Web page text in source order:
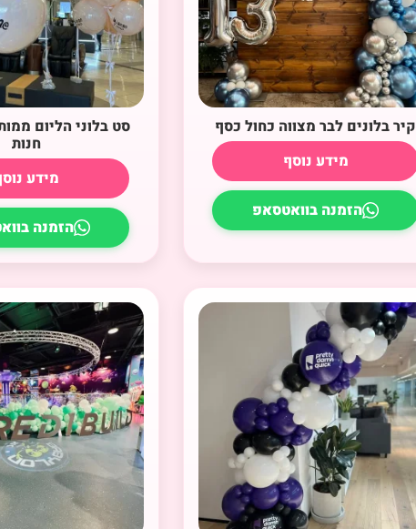
קיר בלונים לבר מצווה כחול כסף
מידע נוסף
הזמנה בוואטסאפ
סט בלוני הליום
חנות
מידע
הזמנה